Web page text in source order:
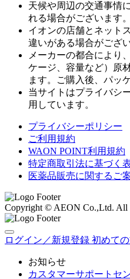
天候や周辺の交通事情
れる場合がございます。
イオンの店舗とネット
違いがある場合がござい
メーカーの都合により
ケージ、容量など）原
ます。ご購入後、パッ
当サイトはプライバシ
用しています。
プライバシーポリシー
ご利用規約
WAON POINT利用規約
特定商取引法に基づく
医薬品販売に関するご
Copyright © AEON Co.,Ltd. All
ログイン／新規登録 初めて
お知らせ
カスタマーサポートセ